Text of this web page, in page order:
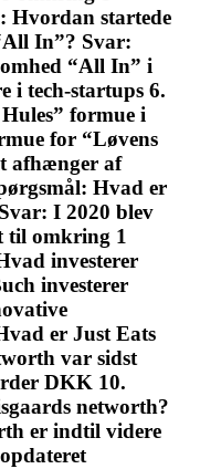
Hvordan startede
In”? Svar:
“All In” i
i tech-startups 6.
formue i
for “Løvens
afhænger af
Hvad er
I 2020 blev
til omkring 1
investerer
investerer
er Just Eats
var sidst
DKK 10.
networth?
er indtil videre